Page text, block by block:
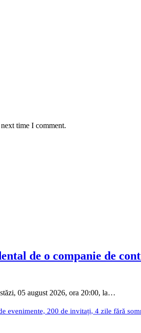
time I comment.
de o companie de
05 august 2026, ora 20:00, la…
evenimente, 200 de invitați, 4 zile fără